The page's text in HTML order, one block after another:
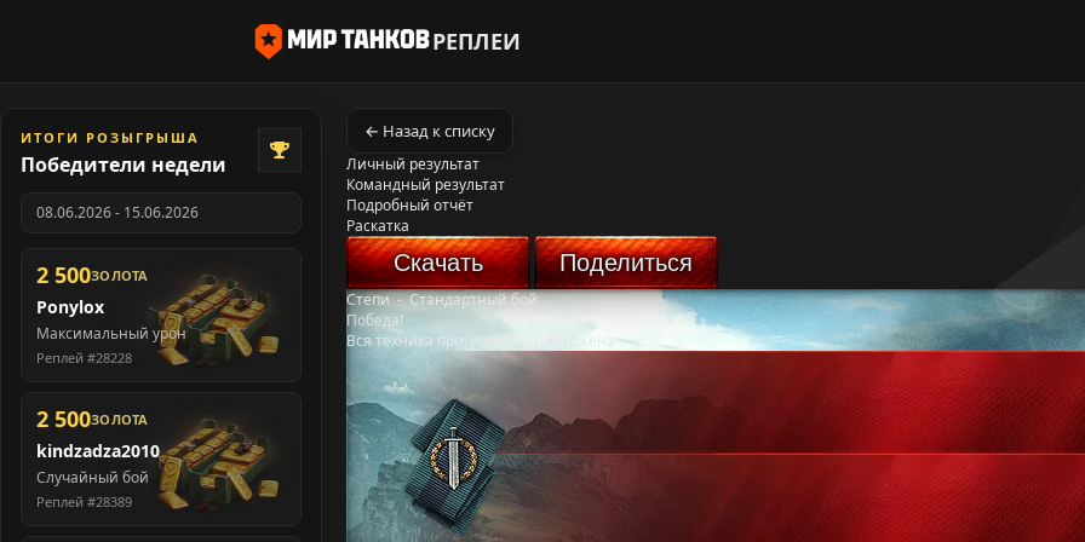
РЕПЛЕИ
ИТОГИ РОЗЫГРЫША
Победители недели
08.06.2026 - 15.06.2026
2 500ЗОЛОТА
Ponylox
Максимальный урон
Реплей #28228
2 500ЗОЛОТА
kindzadza2010
Случайный бой
Реплей #28389
← Назад к списку
Личный результат
Командный результат
Подробный отчёт
Раскатка
Скачать Поделиться
Степи-Стандартный бой
Победа!
Вся техника противника уничтожена